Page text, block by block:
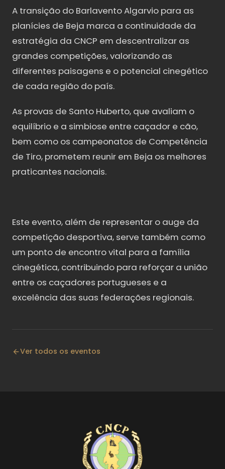
A transição do Barlavento Algarvio para as
planícies de Beja marca a continuidade da
estratégia da CNCP em descentralizar as
grandes competições, valorizando as
diferentes paisagens e o potencial cinegético
de cada região do país.
As provas de Santo Huberto, que avaliam o
equilíbrio e a simbiose entre caçador e cão,
bem como os campeonatos de Competência
de Tiro, prometem reunir em Beja os melhores
praticantes nacionais.
Este evento, além de representar o auge da
competição desportiva, serve também como
um ponto de encontro vital para a família
cinegética, contribuindo para reforçar a união
entre os caçadores portugueses e a
excelência das suas federações regionais.
Ver todos os eventos